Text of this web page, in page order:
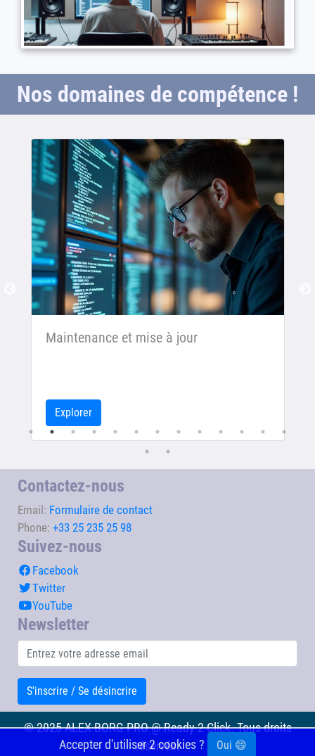
Nos domaines de compétence !
Maintenance et mise à jour
Explorer
Accepter d'utiliser 2 cookies ? Oui 😄
Contactez-nous
Email: Formulaire de contact
Phone: +33 25 235 25 98
Suivez-nous
Facebook
Twitter
YouTube
Newsletter
S'inscrire / Se désincrire
© 2025 ALEX BORG PRO @ Ready 2 Click. Tous droits
réservés.